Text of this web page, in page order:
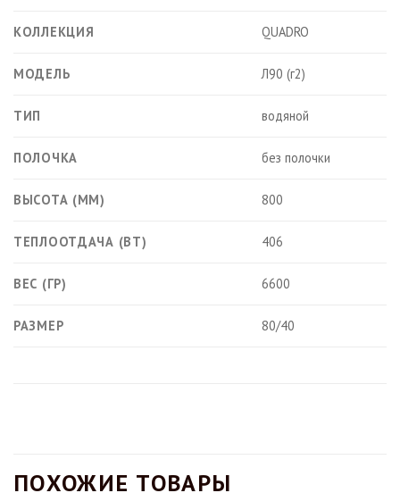
КОЛЛЕКЦИЯ QUADRO
МОДЕЛЬ Л90 (г2)
ТИП водяной
ПОЛОЧКА без полочки
ВЫСОТА (ММ) 800
ТЕПЛООТДАЧА (ВТ) 406
ВЕС (ГР) 6600
РАЗМЕР 80/40
ПОХОЖИЕ ТОВАРЫ